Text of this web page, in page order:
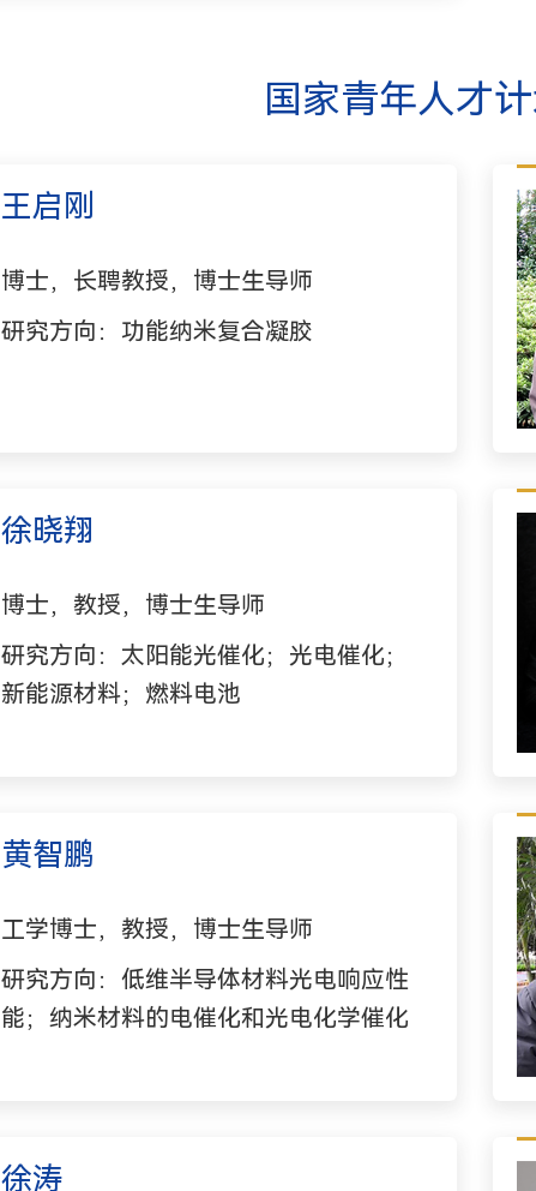
国家青年人才
王启刚
博士，长聘教授，博士生导师
研究方向：功能纳米复合凝胶
徐晓翔
博士，教授，博士生导师
研究方向：太阳能光催化；光电催化；
新能源材料；燃料电池
黄智鹏
工学博士，教授，博士生导师
研究方向：低维半导体材料光电响应性
能；纳米材料的电催化和光电化学催化
徐涛